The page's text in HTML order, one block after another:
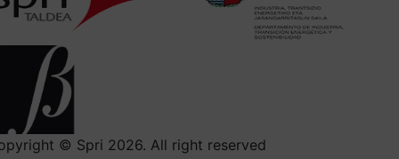
© Spri 2026. All right reserved